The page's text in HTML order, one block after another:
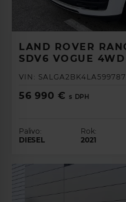
LAND ROVER
SDV6 VOGUE
VIN: SALGA2BK4LA599787
56 990 € s DPH
Palivo:
DIESEL
Rok:
2021